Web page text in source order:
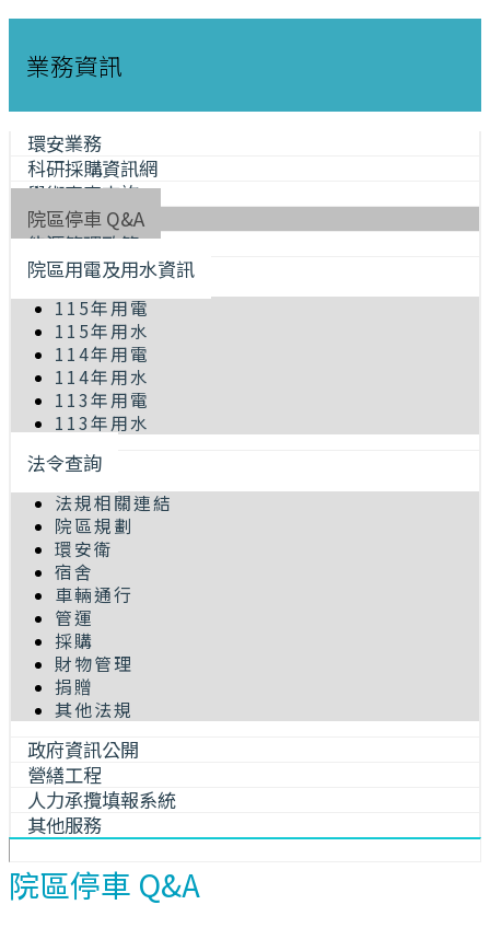
業務資訊
環安業務
科研採購資訊網
學術專車查詢
院區停車 Q&A
能源管理政策
院區用電及用水資訊
115年用電
115年用水
114年用電
114年用水
113年用電
113年用水
法令查詢
法規相關連結
院區規劃
環安衛
宿舍
車輛通行
管運
採購
財物管理
捐贈
其他法規
政府資訊公開
營繕工程
人力承攬填報系統
其他服務
院區停車 Q&A